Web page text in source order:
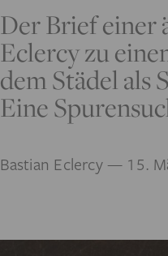
Der Brief einer
Eclercy zu
dem Städel als
Eine
Bastian Eclercy— 15.